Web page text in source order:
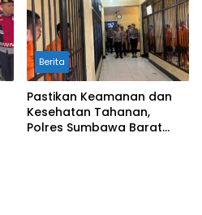
Berita
Pastikan Keamanan dan
Kesehatan Tahanan,
Polres Sumbawa Barat